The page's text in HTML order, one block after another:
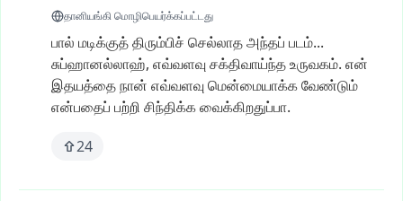
தானியங்கி மொழிபெயர்க்கப்பட்டது
பால் மடிக்குத்திரும்பிச் செல்லாதஅந்தப் படம்...
சுப்ஹானல்லாஹ், எவ்வளவு சக்திவாய்ந்தஉருவகம். என்
இதயத்தைநான் எவ்வளவு மென்மையாக்கவேண்டும்
என்பதைப் பற்றி சிந்திக்கவைக்கிறதுப்பா.
24